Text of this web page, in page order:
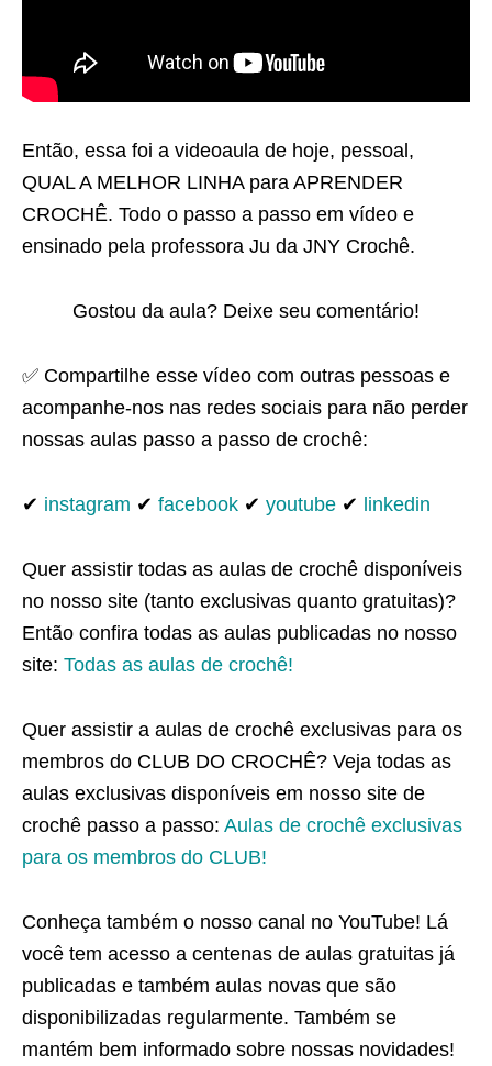
Então, essa foi a videoaula de hoje, pessoal,
QUAL A MELHOR LINHA para APRENDER
CROCHÊ. Todo o passo a passo em vídeo e
ensinado pela professora Ju da JNY Crochê.
Gostou da aula? Deixe seu comentário!
✅ Compartilhe esse vídeo com outras pessoas e
acompanhe-nos nas redes sociais para não perder
nossas aulas passo a passo de crochê:
✔ instagram ✔ facebook ✔ youtube ✔ linkedin
Quer assistir todas as aulas de crochê disponíveis
no nosso site (tanto exclusivas quanto gratuitas)?
Então confira todas as aulas publicadas no nosso
site: Todas as aulas de crochê!
Quer assistir a aulas de crochê exclusivas para os
membros do CLUB DO CROCHÊ? Veja todas as
aulas exclusivas disponíveis em nosso site de
crochê passo a passo: Aulas de crochê exclusivas
para os membros do CLUB!
Conheça também o nosso canal no YouTube! Lá
você tem acesso a centenas de aulas gratuitas já
publicadas e também aulas novas que são
disponibilizadas regularmente. Também se
mantém bem informado sobre nossas novidades!